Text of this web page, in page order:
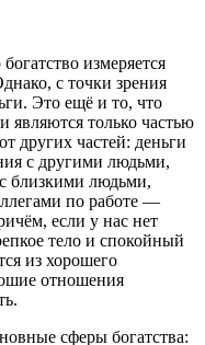
измеряется
с точки зрения
. Это ещё и то, что
являются только частью
других частей: деньги
с другими людьми,
близкими людьми,
по работе —
если у нас нет
тело и спокойный
из хорошего
отношения
сферы богатства: